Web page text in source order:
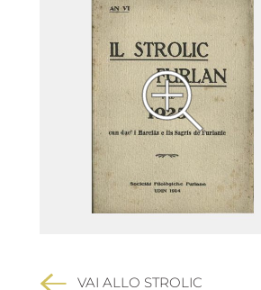
VAI ALLO STROLIC